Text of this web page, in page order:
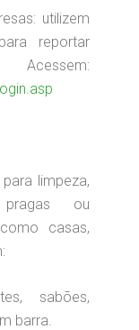
utilizem
reportar
limpeza,
ou
casas,
sabões,
barra.